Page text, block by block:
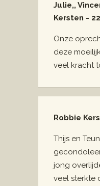
Julie,,
Kersten -
Onze
deze
veel kracht
Robbie
Thijs en
jong
veel sterkte